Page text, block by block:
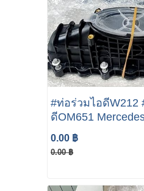
#ท่อร่วมไอดีW212
ดีOM651 Mercedes Benz W212
E300 OM651
C200 C220 E200
A6510900037
0.00 ฿
0.00 ฿